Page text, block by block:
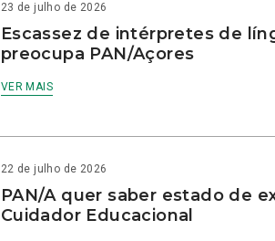
23 de julho de 2026
Escassez de intérpretes de
preocupa PAN/Açores
VER MAIS
22 de julho de 2026
PAN/A quer saber estado de
Cuidador Educacional